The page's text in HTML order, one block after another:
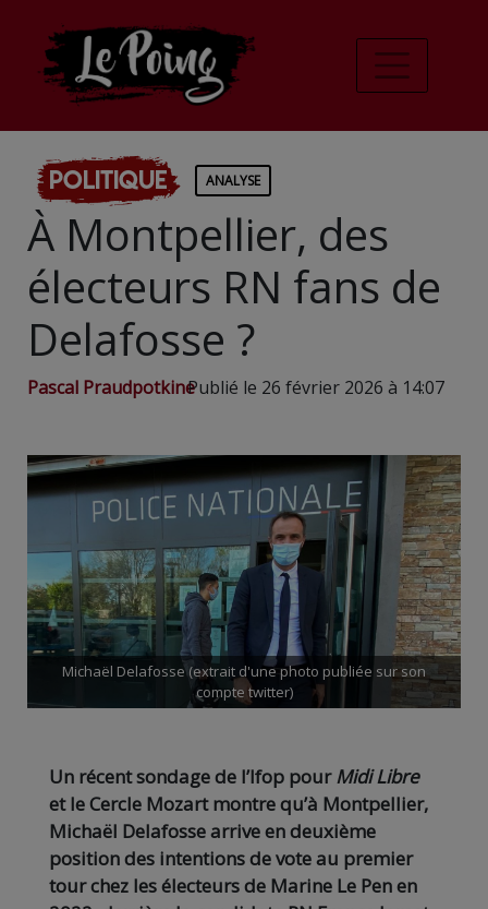
Politique ANALYSE
À Montpellier, des
électeurs RN fans de
Delafosse ?
Pascal PraudpotkinePublié le 26 février 2026 à 14:07
Michaël Delafosse (extrait d'une photo publiée sur son
compte twitter)
Un récent sondage de l’Ifop pourMidi Libre
et le Cercle Mozart montre qu’à Montpellier,
Michaël Delafosse arrive en deuxième
position des intentions de vote au premier
tour chez les électeurs de Marine Le Pen en